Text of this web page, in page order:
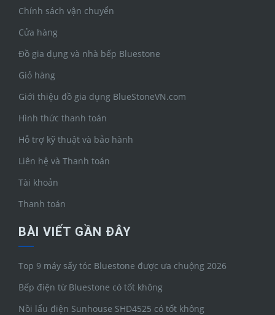
Chính sách vận chuyển
Cửa hàng
Đồ gia dụng và nhà bếp Bluestone
Giỏ hàng
Giới thiệu đồ gia dụng BlueStoneVN.com
Hình thức thanh toán
Hỗ trợ kỹ thuật và bảo hành
Liên hệ và Thanh toán
Tài khoản
Thanh toán
BÀI VIẾT GẦN ĐÂY
Top 9 máy sấy tóc Bluestone được ưa chuộng 2026
Bếp điện từ Bluestone có tốt không
Nồi lẩu điện Sunhouse SHD4525 có tốt không